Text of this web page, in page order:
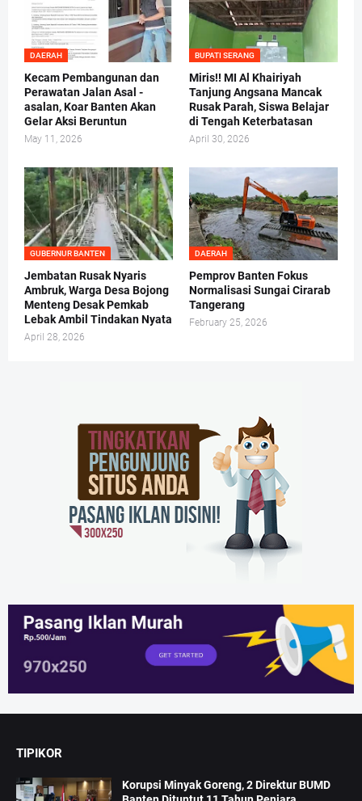
DAERAH
Kecam Pembangunan dan
Perawatan Jalan Asal -
asalan, Koar Banten Akan
Gelar Aksi Beruntun
May 11, 2026
BUPATI SERANG
Miris!! MI Al Khairiyah
Tanjung Angsana Mancak
Rusak Parah, Siswa Belajar
di Tengah Keterbatasan
April 30, 2026
GUBERNUR BANTEN
Jembatan Rusak Nyaris
Ambruk, Warga Desa Bojong
Menteng Desak Pemkab
Lebak Ambil Tindakan Nyata
April 28, 2026
DAERAH
Pemprov Banten Fokus
Normalisasi Sungai Cirarab
Tangerang
February 25, 2026
TIPIKOR
Korupsi Minyak Goreng, 2 Direktur BUMD